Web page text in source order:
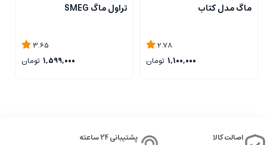
ماگ مدل کتاب
2.78
1,100,000 تومان
تراول ماگ SMEG
3.65
1,599,000 تومان
اصالت کالا
پشتیبانی 24 ساعته